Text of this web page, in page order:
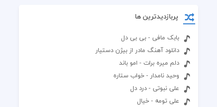
پربازدیدترین ها
بابک مافی - بی بی دل
دانلود آهنگ مادر از بیژن دستیار
دلم میره برات - امو باند
وحید نامدار - خواب ستاره
علی نبوتی - درد دل
علی تومه - خیال